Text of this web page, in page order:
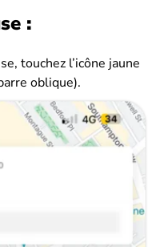
:
touchez l’icône jaune
oblique).